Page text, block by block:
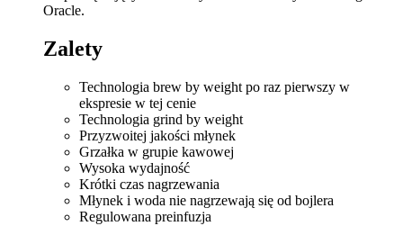
Oracle.
Zalety
Technologia brew by weight po raz pierwszy w
ekspresie w tej cenie
Technologia grind by weight
Przyzwoitej jakości młynek
Grzałka w grupie kawowej
Wysoka wydajność
Krótki czas nagrzewania
Młynek i woda nie nagrzewają się od bojlera
Regulowana preinfuzja